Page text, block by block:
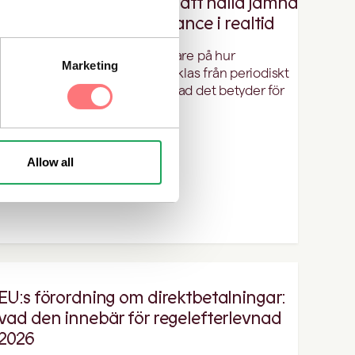
Marketing
Allow all
steg: skiftet mot compliance i realtid
I den här artikeln tittar vi närmare på hur
compliance håller på att utvecklas från periodiskt
till kontinuerligt arbete – och vad det betyder för
finansiella verksamheter.
EU:s förordning om direktbetalningar:
den innebär för regelefterlevnad